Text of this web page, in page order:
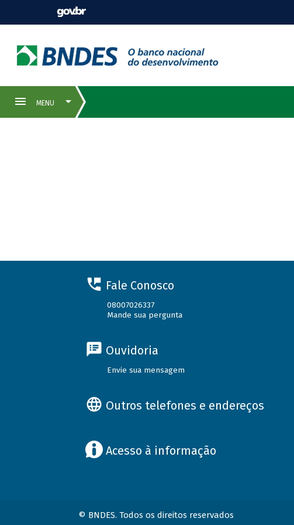
Fale Conosco
08007026337
Mande sua pergunta
Ouvidoria
Envie sua mensagem
Outros telefones e endereços
Acesso à informação
© BNDES. Todos os direitos reservados